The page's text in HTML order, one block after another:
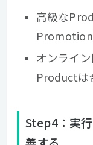
高級な
オンライ
Productは
Step4：実